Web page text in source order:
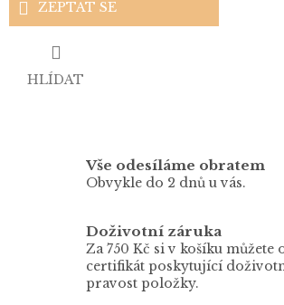
ZEPTAT SE
HLÍDAT
Vše odesíláme obratem
Obvykle do 2 dnů u vás.
Doživotní záruka
Za 750 Kč si v košíku můžete
certifikát poskytující
pravost položky.